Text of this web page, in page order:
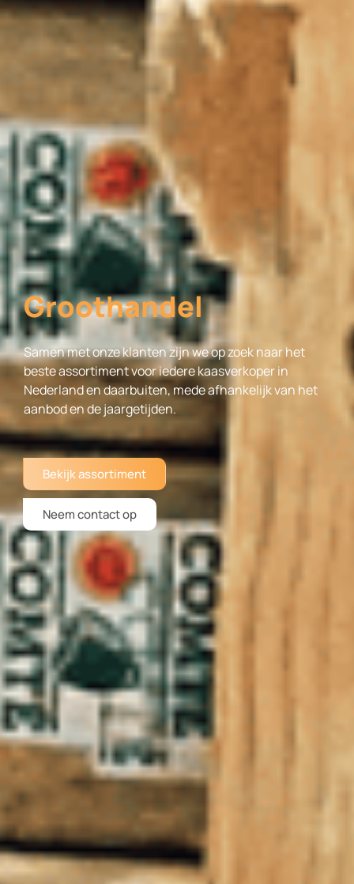
Groothandel
Samen met onze klanten zijn we op zoek naar het
beste assortiment voor iedere kaasverkoper in
Nederland en daarbuiten, mede afhankelijk van het
aanbod en de jaargetijden.
Bekijk assortiment
Neem contact op